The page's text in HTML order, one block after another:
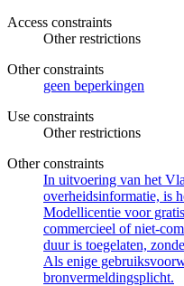
Access constraints
Other restrictions
Other constraints
geen beperkingen
Use constraints
Other restrictions
Other constraints
In uitvoering van het
overheidsinformatie, is
Modellicentie voor
commercieel of niet-
duur is toegelaten,
Als enige
bronvermeldingsplicht.